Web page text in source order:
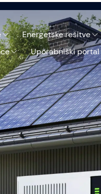
Energetske rešitve
Uporabniški portal